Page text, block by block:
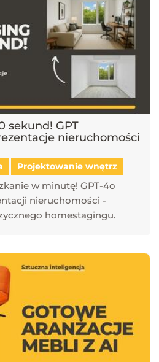
sekund! GPT
nieruchomości
Projektowanie wnętrz
w minutę! GPT-4o
nieruchomości -
homestagingu.